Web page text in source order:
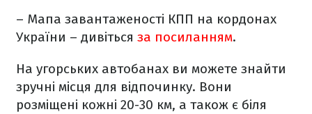
– Мапа завантаженості КПП на кордонах
України – дивіться за посиланням.
На угорських автобанах ви можете знайти
зручні місця для відпочинку. Вони
розміщені кожні 20-30 км, а також є біля